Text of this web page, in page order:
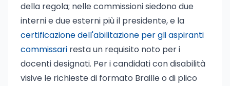
della regola; nelle commissioni siedono due
interni e due esterni più il presidente, e la
certificazione dell'abilitazione per gli aspiranti
commissari resta un requisito noto per i
docenti designati. Per i candidati con disabilità
visive le richieste di formato Braille o di plico